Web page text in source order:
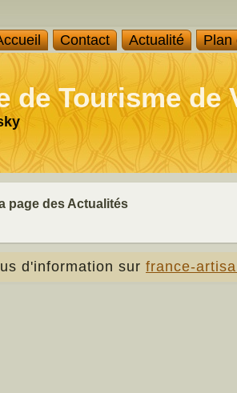
Contact Actualité Plan
de Tourisme de
page des Actualités
d'information sur france-